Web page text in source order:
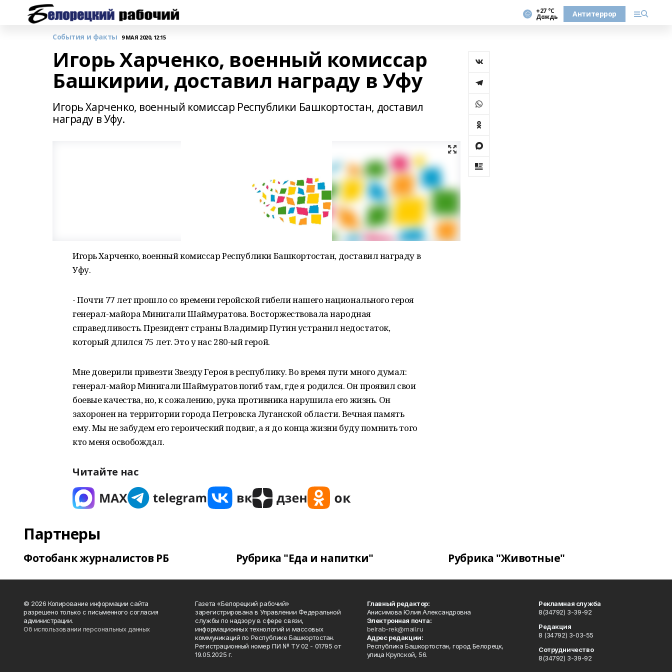
+27 °С
Дождь Антитеррор
События и факты 9 МАЯ 2020, 12:15
Игорь Харченко, военный комиссар
Башкирии, доставил награду в Уфу
Игорь Харченко, военный комиссар Республики Башкортостан, доставил
награду в Уфу.
Игорь Харченко, военный комиссар Республики Башкортостан, доставил награду в
Уфу.
- Почти 77 лет прошло со времени геройской гибели нашего национального героя
генерал-майора Минигали Шаймуратова. Восторжествовала народная
справедливость. Президент страны Владимир Путин устранил недостаток,
который длился 75 лет. Это у нас 280-ый герой.
Мне доверили привезти Звезду Героя в республику. Во время пути много думал:
генерал-майор Минигали Шаймуратов погиб там, где я родился. Он проявил свои
боевые качества, но, к сожалению, рука противника нарушила его жизнь. Он
захоронен на территории города Петровска Луганской области. Вечная память
ему. Мы не забудем его героический подвиг, а я до конца жизни буду помнить того
кто меня освобождал.
Читайте нас
Партнеры
Фотобанк журналистов РБ Рубрика "Еда и напитки" Рубрика "Животные"
© 2026 Копирование информации сайта
разрешено только с письменного согласия
администрации.
Об использовании персональных данных
Газета «Белорецкий рабочий»
зарегистрирована в Управлении Федеральной
службы по надзору в сфере связи,
информационных технологий и массовых
коммуникаций по Республике Башкортостан.
Регистрационный номер ПИ № ТУ 02 - 01795 от
19.05.2025 г.
Главный редактор:
Анисимова Юлия Александровна
Электронная почта:
belrab-rek@mail.ru
Адрес редакции:
Республика Башкортостан, город Белорецк,
улица Крупской, 56.
Рекламная служба
8(34792) 3-39-92
Редакция
8 (34792) 3-03-55
Сотрудничество
8(34792) 3-39-92